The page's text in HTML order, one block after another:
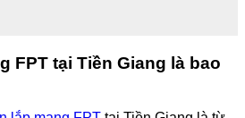
FPT tại Tiền Giang là bao